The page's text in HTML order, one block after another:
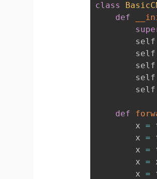
class
def
        self
        self
        self
        self
        self
def
        x
=
        x
=
        x
=
        x
=
        x
=